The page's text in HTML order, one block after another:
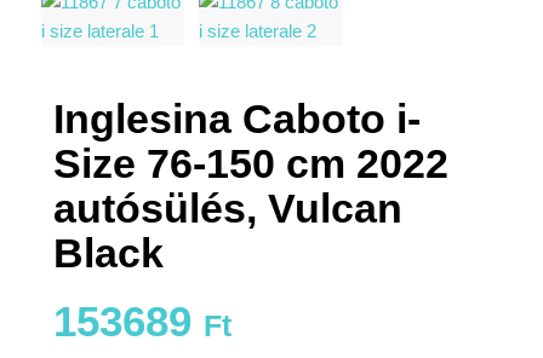
Inglesina Caboto i-
Size 76-150 cm 2022
autósülés, Vulcan
Black
153689 Ft